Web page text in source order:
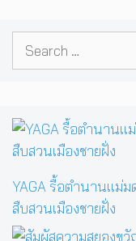
Search
YAGA รื้อตำนานแม่ม
สืบสวนเมืองชายฝั่ง